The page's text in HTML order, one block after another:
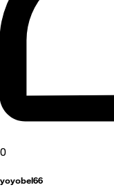
0
yoyobel66